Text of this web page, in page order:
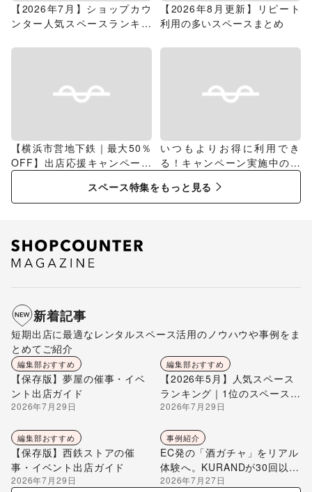
【2026年7月】ショップカウ
ンター人気スペースランキン
【2026年8月更新】リピート
利用の多いスペースまとめ
【横浜市営地下鉄｜最大50％
OFF】出店応援キャンペーン
特集
いつもよりお得に利用でき
る！キャンペーン実施中のス
スペース特集をもっと見る
新着記事
短期出店に最適なレンタルスペース活用のノウハウや事例をま
とめてご紹介
編集部おすすめ
【保存版】夢屋の催事・イベ
ント出店ガイド
2026年7月29日
編集部おすすめ
【2026年5月】人気スペース
ランキング｜1位のスペースを
編集部が解説
2026年7月29日
編集部おすすめ
【保存版】西鉄ストアの催
事・イベント出店ガイド
2026年7月29日
事例紹介
EC発の「酒ガチャ」をリアル
体験へ。KURANDが30回以上
のポップアップ出店で届け
2026年7月27日